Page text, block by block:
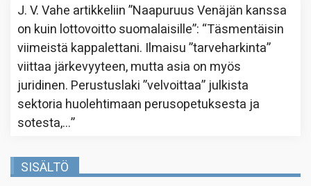
J. V. Vahe artikkeliin”Naapuruus Venäjän kanssa
on kuin lottovoitto suomalaisille”: “Täsmentäisin
viimeistä kappalettani. Ilmaisu ”tarveharkinta”
viittaa järkevyyteen, mutta asia on myös
juridinen. Perustuslaki ”velvoittaa” julkista
sektoria huolehtimaan perusopetuksesta ja
sotesta,…”
SISÄLTÖ